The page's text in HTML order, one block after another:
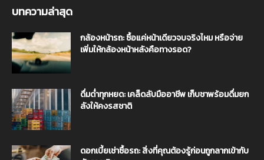
บทความล่าสุด
กล้องหน้ารถ: ซื้อแค่หน้าเดียวจบจริงไหม หรือจ่าย
เพิ่มให้กล้องหน้าหลังคือทางรอด?
ดื่มด่ำทุกหยด: เคล็ดลับมืออาชีพ เก็บชาพร้อมดื่มยก
ลังให้คงรสชาติ
ดอกเบี้ยเช่าซื้อรถ: สิ่งที่คุณต้องรู้ก่อนถูกลากเข้ากับ